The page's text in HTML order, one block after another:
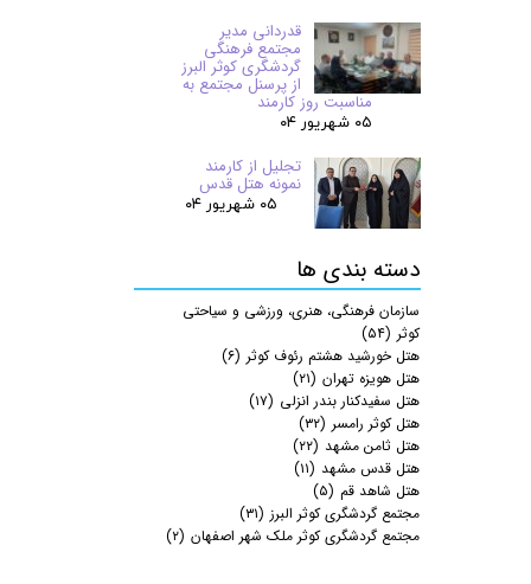
قدردانی مدیر
مجتمع فرهنگی
گردشگری کوثر البرز
از پرسنل مجتمع به
مناسبت روز کارمند
۰۵ شهریور ۰۴
تجلیل از کارمند
نمونه هتل قدس
۰۵ شهریور ۰۴
دسته بندی ها
سازمان فرهنگی، هنری، ورزشی و سیاحتی
کوثر (۵۴)
هتل خورشید هشتم رئوف کوثر (۶)
هتل هویزه تهران (۲۱)
هتل سفیدکنار بندر انزلی (۱۷)
هتل کوثر رامسر (۳۲)
هتل ثامن مشهد (۲۲)
هتل قدس مشهد (۱۱)
هتل شاهد قم (۵)
مجتمع گردشگری کوثر البرز (۳۱)
مجتمع گردشگری کوثر ملک شهر اصفهان (۲)